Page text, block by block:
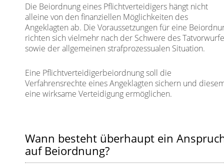
Die Beiordnung eines Pflichtverteidigers hängt nicht
alleine von den finanziellen Möglichkeiten des
Angeklagten ab. Die Voraussetzungen für eine
richten sich vielmehr nach der Schwere des
sowie der allgemeinen strafprozessualen Situation.
Eine Pflichtverteidigerbeiordnung soll die
Verfahrensrechte eines Angeklagten sichern und
eine wirksame Verteidigung ermöglichen.
Wann besteht überhaupt ein
auf Beiordnung?